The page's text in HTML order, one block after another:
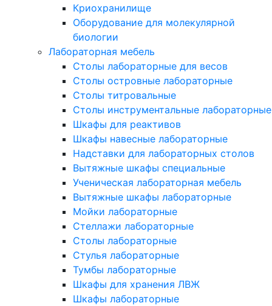
Криохранилище
Оборудование для молекулярной
биологии
Лабораторная мебель
Столы лабораторные для весов
Столы островные лабораторные
Столы титровальные
Столы инструментальные лабораторные
Шкафы для реактивов
Шкафы навесные лабораторные
Надставки для лабораторных столов
Вытяжные шкафы специальные
Ученическая лабораторная мебель
Вытяжные шкафы лабораторные
Мойки лабораторные
Стеллажи лабораторные
Столы лабораторные
Стулья лабораторные
Тумбы лабораторные
Шкафы для хранения ЛВЖ
Шкафы лабораторные